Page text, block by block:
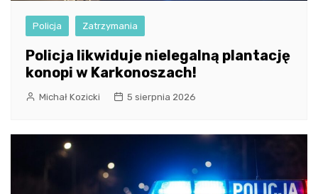
Policja Zatrzymania
Policja likwiduje nielegalną plantację
konopi w Karkonoszach!
Michał Kozicki 5 sierpnia 2026